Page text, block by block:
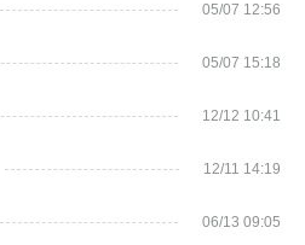
05/07 12:56
05/07 15:18
12/12 10:41
12/11 14:19
06/13 09:05